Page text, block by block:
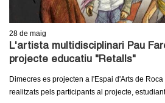
28 de maig
L'artista multidisciplinari Pau
projecte educatiu "Retalls"
Dimecres es projecten a l'Espai d'Arts de
realitzats pels participants al projecte,